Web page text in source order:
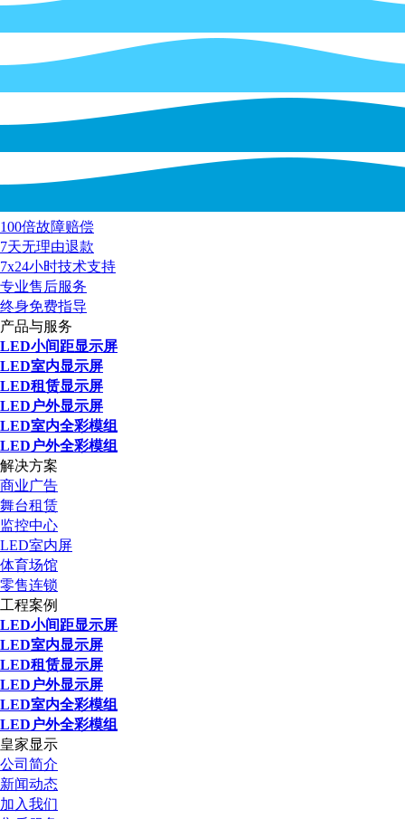
100倍故障赔偿
7天无理由退款
7x24小时技术支持
专业售后服务
终身免费指导
产品与服务
LED小间距显示屏
LED室内显示屏
LED租赁显示屏
LED户外显示屏
LED室内全彩模组
LED户外全彩模组
解决方案
商业广告
舞台租赁
监控中心
LED室内屏
体育场馆
零售连锁
工程案例
LED小间距显示屏
LED室内显示屏
LED租赁显示屏
LED户外显示屏
LED室内全彩模组
LED户外全彩模组
皇家显示
公司简介
新闻动态
加入我们